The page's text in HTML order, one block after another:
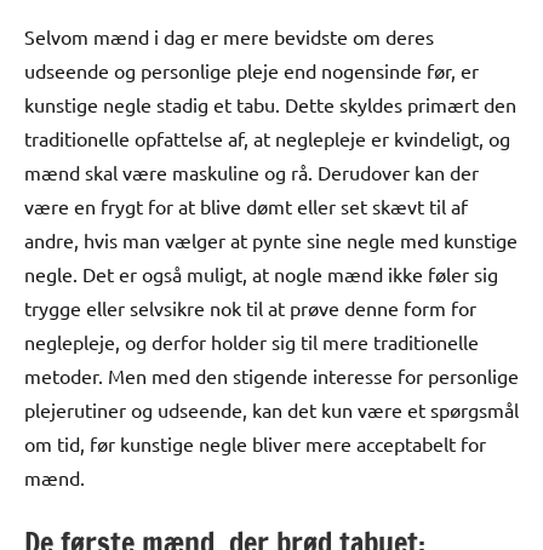
Selvom mænd i dag er mere bevidste om deres
udseende og personlige pleje end nogensinde før, er
kunstige negle stadig et tabu. Dette skyldes primært den
traditionelle opfattelse af, at neglepleje er kvindeligt, og
mænd skal være maskuline og rå. Derudover kan der
være en frygt for at blive dømt eller set skævt til af
andre, hvis man vælger at pynte sine negle med kunstige
negle. Det er også muligt, at nogle mænd ikke føler sig
trygge eller selvsikre nok til at prøve denne form for
neglepleje, og derfor holder sig til mere traditionelle
metoder. Men med den stigende interesse for personlige
plejerutiner og udseende, kan det kun være et spørgsmål
om tid, før kunstige negle bliver mere acceptabelt for
mænd.